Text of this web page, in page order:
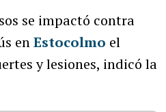
se impactó contra
enEstocolmo el
y lesiones, indicó la